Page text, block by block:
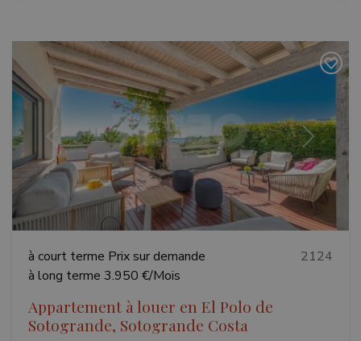
Précédent Suivant
à court terme Prix sur demande
à long terme 3.950 €/Mois
2124
Appartement à louer en El Polo de
Sotogrande, Sotogrande Costa